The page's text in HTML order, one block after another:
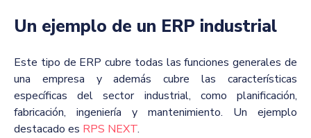
Un ejemplo de un ERP industrial
Este tipo de ERP cubre todas las funciones generales de
una empresa y además cubre las características
específicas del sector industrial, como planificación,
fabricación, ingeniería y mantenimiento. Un ejemplo
destacado es RPS NEXT.